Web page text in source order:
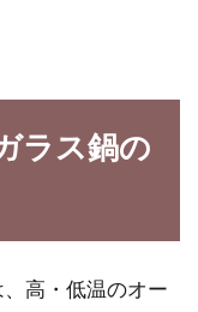
危険？！
がおいしい。カレーは
ラス鍋の
高・低温のオー